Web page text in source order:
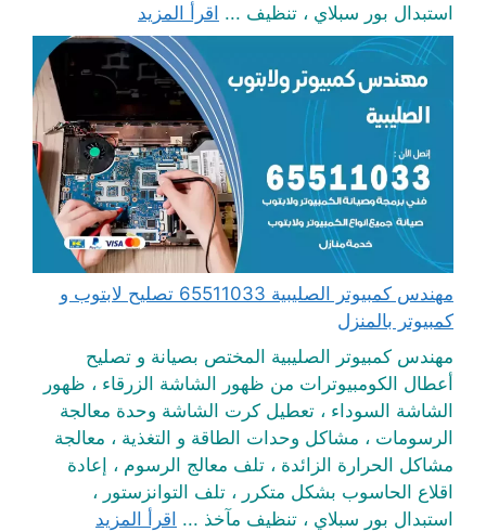
استبدال بور سبلاي ، تنظيف ... اقرأ المزيد
مهندس كمبيوتر الصليبية 65511033 تصليح لابتوب و
كمبيوتر بالمنزل
مهندس كمبيوتر الصليبية المختص بصيانة و تصليح
أعطال الكومبيوترات من ظهور الشاشة الزرقاء ، ظهور
الشاشة السوداء ، تعطيل كرت الشاشة وحدة معالجة
الرسومات ، مشاكل وحدات الطاقة و التغذية ، معالجة
مشاكل الحرارة الزائدة ، تلف معالج الرسوم ، إعادة
اقلاع الحاسوب بشكل متكرر ، تلف التوانزستور ،
استبدال بور سبلاي ، تنظيف مآخذ ... اقرأ المزيد